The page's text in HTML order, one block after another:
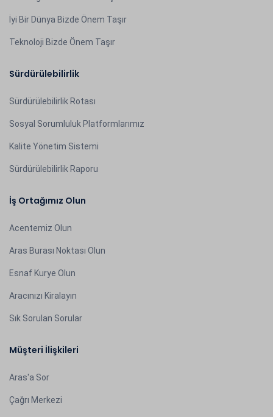
İyi Bir Dünya Bizde Önem Taşır
Teknoloji Bizde Önem Taşır
Sürdürülebilirlik
Sürdürülebilirlik Rotası
Sosyal Sorumluluk Platformlarımız
Kalite Yönetim Sistemi
Sürdürülebilirlik Raporu
İş Ortağımız Olun
Acentemiz Olun
Aras Burası Noktası Olun
Esnaf Kurye Olun
Aracınızı Kiralayın
Sık Sorulan Sorular
Müşteri İlişkileri
Aras'a Sor
Çağrı Merkezi